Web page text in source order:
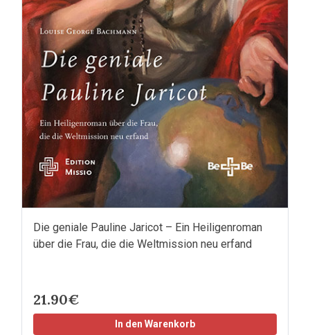
Die geniale Pauline Jaricot – Ein Heiligenroman
über die Frau, die die Weltmission neu erfand
21.90€
In den Warenkorb